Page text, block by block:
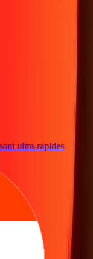
ultra-rapides